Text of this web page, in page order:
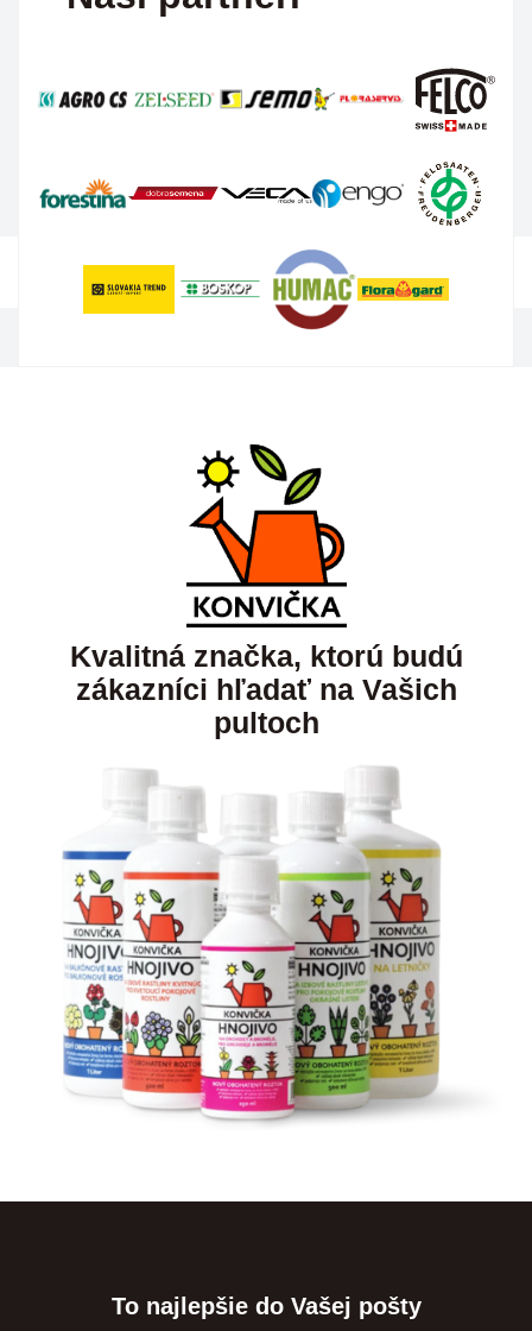
Kvalitná značka, ktorú budú
zákazníci hľadať na Vašich
pultoch
To najlepšie do Vašej pošty